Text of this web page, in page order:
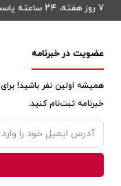
۷ روز هفته، ۲۴ ساعته پاسخگوی شما هستیم
عضویت در خبرنامه
همیشه اولین نفر باشید!
خبرنامه ثبت‌نام کنید.